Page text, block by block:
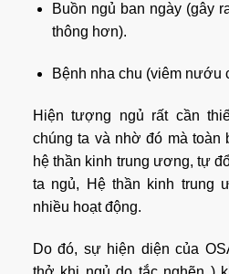
Buồn ngủ ban ngày (gây
thông hơn).
Bệnh nha chu (viêm nướu
Hiện tượng ngủ rất cần
chúng ta và nhờ đó mà toàn
hệ thần kinh trung ương, tự
ta ngủ, Hệ thần kinh trung
nhiều hoạt động.
Do đó, sự hiện diện của